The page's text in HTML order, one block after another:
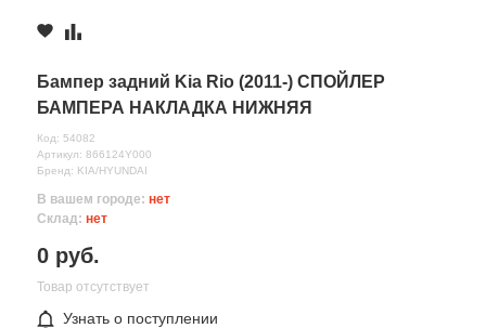
Бампер задний Kia Rio (2011-) СПОЙЛЕР
БАМПЕРА НАКЛАДКА НИЖНЯЯ
Код: 54082
Артикул: 866124Y000
Бренд: KIA/HYUNDAI
В вашем городе: нет
Склад: нет
0 руб.
Товар отсутствует
Узнать о поступлении